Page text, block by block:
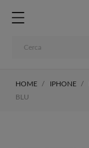
HOME IPHONE
BLU